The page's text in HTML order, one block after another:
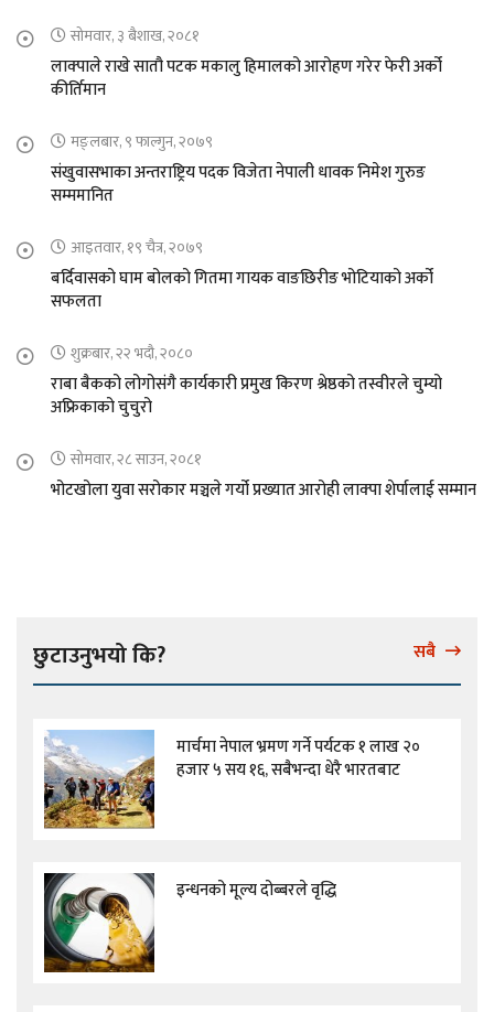
सोमवार, ३ बैशाख, २०८१
लाक्पाले राखे सातौ पटक मकालु हिमालको आरोहण गरेर फेरी अर्को
कीर्तिमान
मङ्लबार, ९ फाल्गुन, २०७९
संखुवासभाका अन्तराष्ट्रिय पदक विजेता नेपाली धावक निमेश गुरुङ
सम्ममानित
आइतवार, १९ चैत्र, २०७९
बर्दिवासको घाम बोलको गितमा गायक वाङछिरीङ भोटियाको अर्को
सफलता
शुक्रबार, २२ भदौ, २०८०
राबा बैकको लोगोसंगै कार्यकारी प्रमुख किरण श्रेष्ठको तस्वीरले चुम्यो
अफ्रिकाको चुचुरो
सोमवार, २८ साउन, २०८१
भोटखोला युवा सरोकार मञ्चले गर्यो प्रख्यात आरोही लाक्पा शेर्पालाई सम्मान
छुटाउनुभयो कि? सबै
मार्चमा नेपाल भ्रमण गर्ने पर्यटक १ लाख २०
हजार ५ सय १६, सबैभन्दा धेरै भारतबाट
इन्धनको मूल्य दोब्बरले वृद्धि